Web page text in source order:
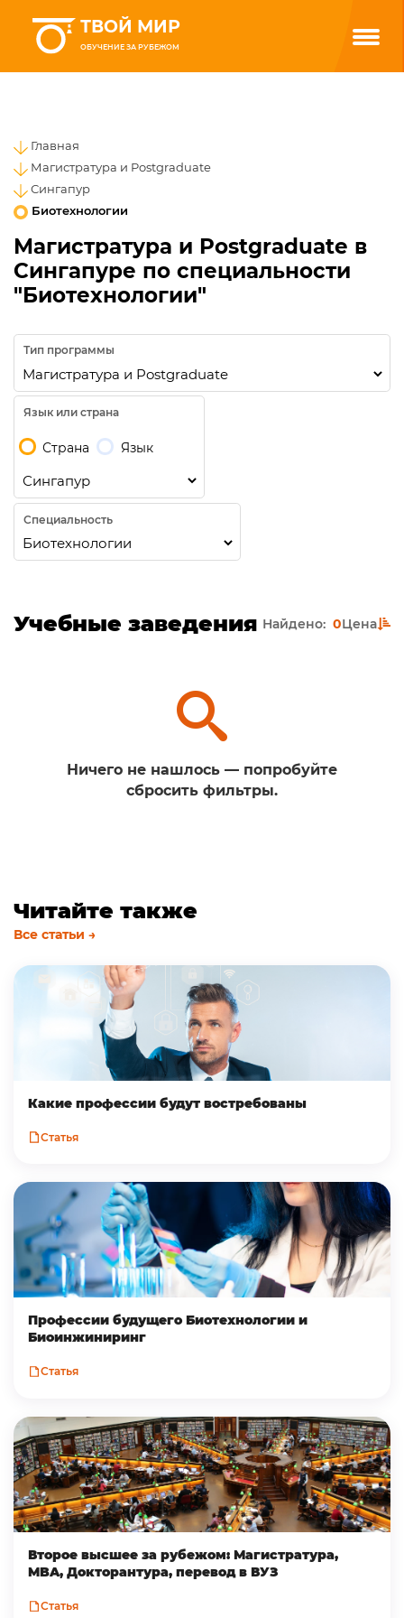
ТВОЙ МИР
ОБУЧЕНИЕ ЗА РУБЕЖОМ
Главная
Магистратура и Postgraduate
Сингапур
Биотехнологии
Магистратура и Postgraduate в
Сингапуре по специальности
"Биотехнологии"
Тип программы
Язык или страна
Страна Язык
Специальность
Учебные заведения Найдено: 0Цена
Ничего не нашлось — попробуйте
сбросить фильтры.
Читайте также
Все статьи →
Какие профессии будут востребованы
Статья
Профессии будущего Биотехнологии и
Биоинжиниринг
Статья
Второе высшее за рубежом: Магистратура,
MBA, Докторантура, перевод в ВУЗ
Статья